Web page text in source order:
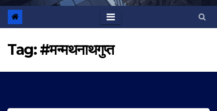
Tag:#मन्मथनाथगुप्त